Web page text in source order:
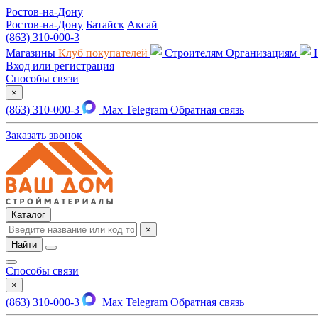
Ростов-на-Дону
Ростов-на-Дону Батайск Аксай
(863) 310-000-3
Магазины Клуб покупателей Строителям Организациям
Вход или регистрация
Способы связи
×
(863) 310-000-3 Max Telegram Обратная связь
Заказать звонок
Каталог
×
Найти
Способы связи
×
(863) 310-000-3 Max Telegram Обратная связь